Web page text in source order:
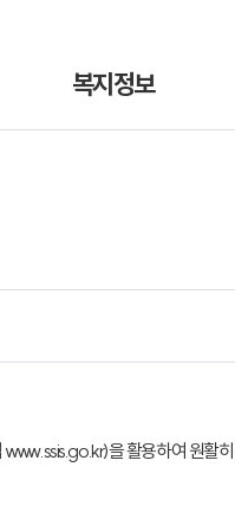
복지정보
을 활용하여 원활